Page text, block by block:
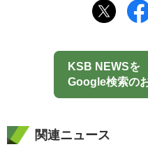
KSB NEWSを
Google検索の
関連ニュース